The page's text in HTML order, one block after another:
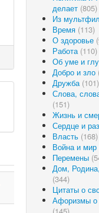
делает (805)
Из
Время (113)
О здоровье
Работа (110)
Об уме и
Добро и зло
Дружба (101)
Слова,
(151)
Жизнь и
Сердце и
Власть (168)
Война и мир
Перемены
Дом,
(344)
Цитаты о
Афоризмы о